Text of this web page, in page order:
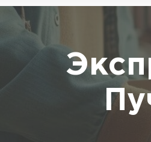
в Россию
сервисы
грузов
Оплата
Вакансии
Акции
Упаковка